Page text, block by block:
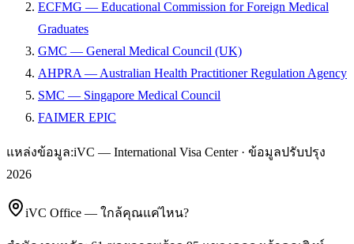
ECFMG — Educational Commission for Foreign Medical
Graduates
GMC — General Medical Council (UK)
AHPRA — Australian Health Practitioner Regulation Agency
SMC — Singapore Medical Council
FAIMER EPIC
แหล่งข้อมูล:iVC — International Visa Center · ข้อมูลปรับปรุง
2026
iVC Office — ใกล้คุณแค่ไหน?